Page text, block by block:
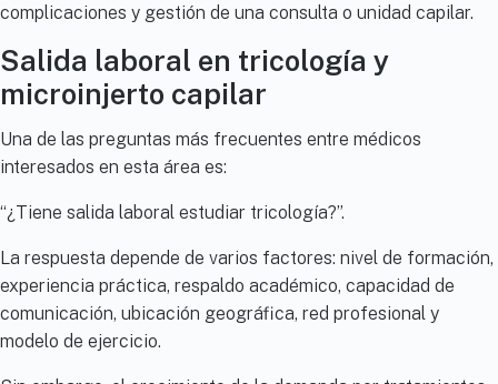
complicaciones y gestión de una consulta o unidad capilar.
Salida laboral en tricología y
microinjerto capilar
Una de las preguntas más frecuentes entre médicos
interesados en esta área es:
“¿Tiene salida laboral estudiar tricología?”.
La respuesta depende de varios factores: nivel de formación,
experiencia práctica, respaldo académico, capacidad de
comunicación, ubicación geográfica, red profesional y
modelo de ejercicio.